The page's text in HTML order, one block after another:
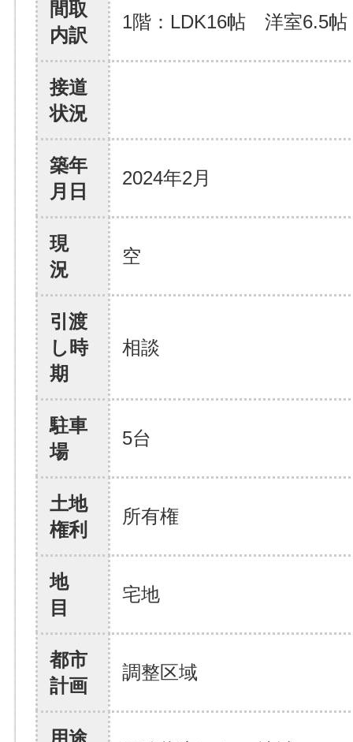
間取
内訳
1階：LDK16帖 洋室6.5
接道
状況
築年
月日
2024年2月
現
況
空
引渡
し時
期
相談
駐車
場
5台
土地
権利
所有権
地
目
宅地
都市
計画
調整区域
用途